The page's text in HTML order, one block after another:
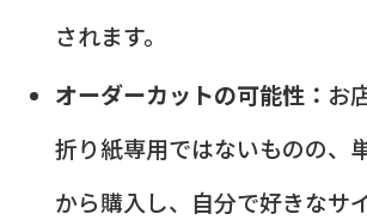
されます。
オーダーカットの可能性： お
折り紙専用ではないものの、
から購入し、自分で好きなサ